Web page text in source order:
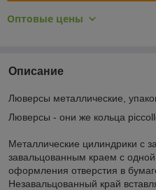
Оптовые цены
Описание
Люверсы металлические,
Люверсы - они же кольца
Металлические цилиндрики с
завальцованным краем с
оформления отверстия в
Незавальцованный край